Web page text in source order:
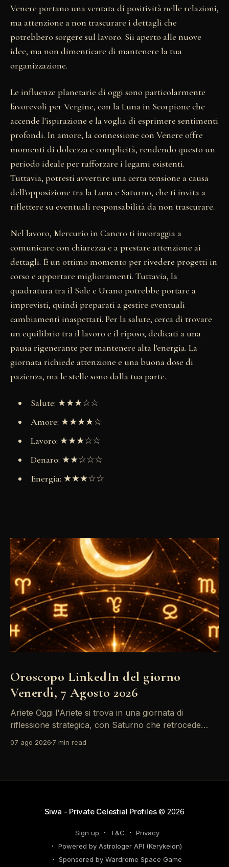
Venere portano una ventata di positività nelle relazioni,
ma attenzione a non trascurare i dettagli che
potrebbero sorgere sul lavoro. Sii aperto alle nuove
idee, ma non dimenticare di mantenere la tua
organizzazione.
Le influenze planetarie di oggi sono particolarmente
favorevoli per Vergine, con la Luna in Scorpione che
accende l'ispirazione e la voglia di esprimere sentimenti
profondi. In amore, la connessione con Venere offre
momenti di dolcezza e complicità, rendendo questo un
periodo ideale per rafforzare i legami esistenti.
Tuttavia, potresti avvertire una certa tensione a causa
dell'opposizione tra la Luna e Saturno, che ti invita a
riflettere su eventuali responsabilità da non trascurare.
Nel lavoro, Mercurio in Cancro ti incoraggia a
comunicare con chiarezza e a prestare attenzione ai
dettagli. È un ottimo momento per rivedere progetti in
corso e apportare miglioramenti. Tuttavia, la
quadratura tra il Sole e Urano potrebbe portare a
imprevisti, quindi preparati a gestire eventuali
cambiamenti inaspettati. Per la salute, cerca di trovare
un equilibrio tra il lavoro e il riposo; dedicati a una
pausa rigenerante per mantenere alta l'energia. La
giornata richiede attenzione e una buona dose di
pazienza, ma le stelle sono dalla tua parte.
Salute: ★★★☆☆
Amore: ★★★★☆
Lavoro: ★★★☆☆
Denaro: ★★☆☆☆
Energia: ★★★☆☆
Oroscopo LinkedIn del giorno
Venerdì, 7 Agosto 2026
Ariete Oggi l'Ariete si trova in una giornata di
riflessione strategica, con Saturno che retrocede
riconsiderare il tuo personal brand e l'engagement
07 ago 2026 7 min read
Siwa - Private Celestial Profiles© 2026
Sign up T&C
Privacy
Powered by Astrologer API (Kerykeion)
Sponsored by Wardrome Space Game